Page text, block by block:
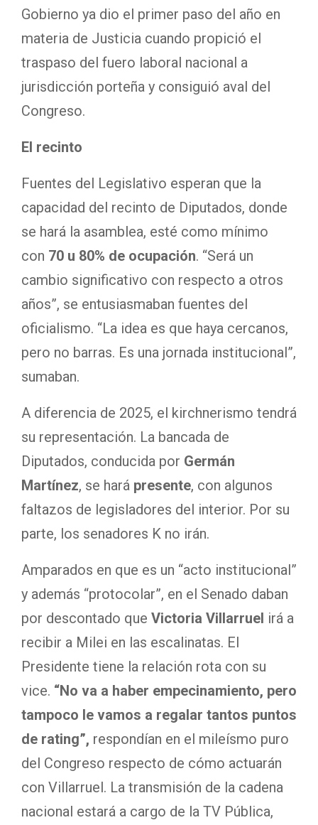
Gobierno ya dio el primer paso del año en
materia de Justicia cuando propició el
traspaso del fuero laboral nacional a
jurisdicción porteña y consiguió aval del
Congreso.
El recinto
Fuentes del Legislativo esperan que la
capacidad del recinto de Diputados, donde
se hará la asamblea, esté como mínimo
con 70 u 80% de ocupación. “Será un
cambio significativo con respecto a otros
años”, se entusiasmaban fuentes del
oficialismo. “La idea es que haya cercanos,
pero no barras. Es una jornada institucional”,
sumaban.
A diferencia de 2025, el kirchnerismo tendrá
su representación. La bancada de
Diputados, conducida por Germán
Martínez, se hará presente, con algunos
faltazos de legisladores del interior. Por su
parte, los senadores K no irán.
Amparados en que es un “acto institucional”
y además “protocolar”, en el Senado daban
por descontado que Victoria Villarruel irá a
recibir a Milei en las escalinatas. El
Presidente tiene la relación rota con su
vice. “No va a haber empecinamiento, pero
tampoco le vamos a regalar tantos puntos
de rating”, respondían en el mileísmo puro
del Congreso respecto de cómo actuarán
con Villarruel. La transmisión de la cadena
nacional estará a cargo de la TV Pública,